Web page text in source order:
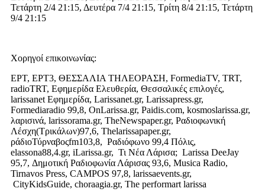
Τετάρτη 2/4 21:15, Δευτέρα 7/4 21:15, Τρίτη 8/4 21:15, Τετάρτη
9/4 21:15
Χορηγοί επικοινωνίας:
ΕΡΤ, ΕΡΤ3, ΘΕΣΣΑΛΙΑ ΤΗΛΕΟΡΑΣΗ, FormediaTV, TRT,
radioTRT, Εφημερίδα Ελευθερία, Θεσσαλικές επιλογές,
larissanet Εφημερίδα, Larissanet.gr, Larissapress.gr,
Formediaradio 99,8, OnLarissa.gr, Paidis.com, kosmoslarissa.gr,
λαρισινά, larissorama.gr, TheNewspaper.gr, Ραδιοφωνική
Λέσχη(Τρικάλων)97,6, Thelarissapaper.gr,
ράδιοΤύρναβοςfm103,8, Ραδιόφωνο 99,4 Πόλις,
elassona88,4.gr, iLarissa.gr, Τι Νέα Λάρισα; Larissa DeeJay
95,7, Δημοτική Ραδιοφωνία Λάρισας 93,6, Musica Radio,
Tirnavos Press, CAMPOS 97,8, larissaevents.gr,
CityKidsGuide, choraagia.gr, The performart larissa